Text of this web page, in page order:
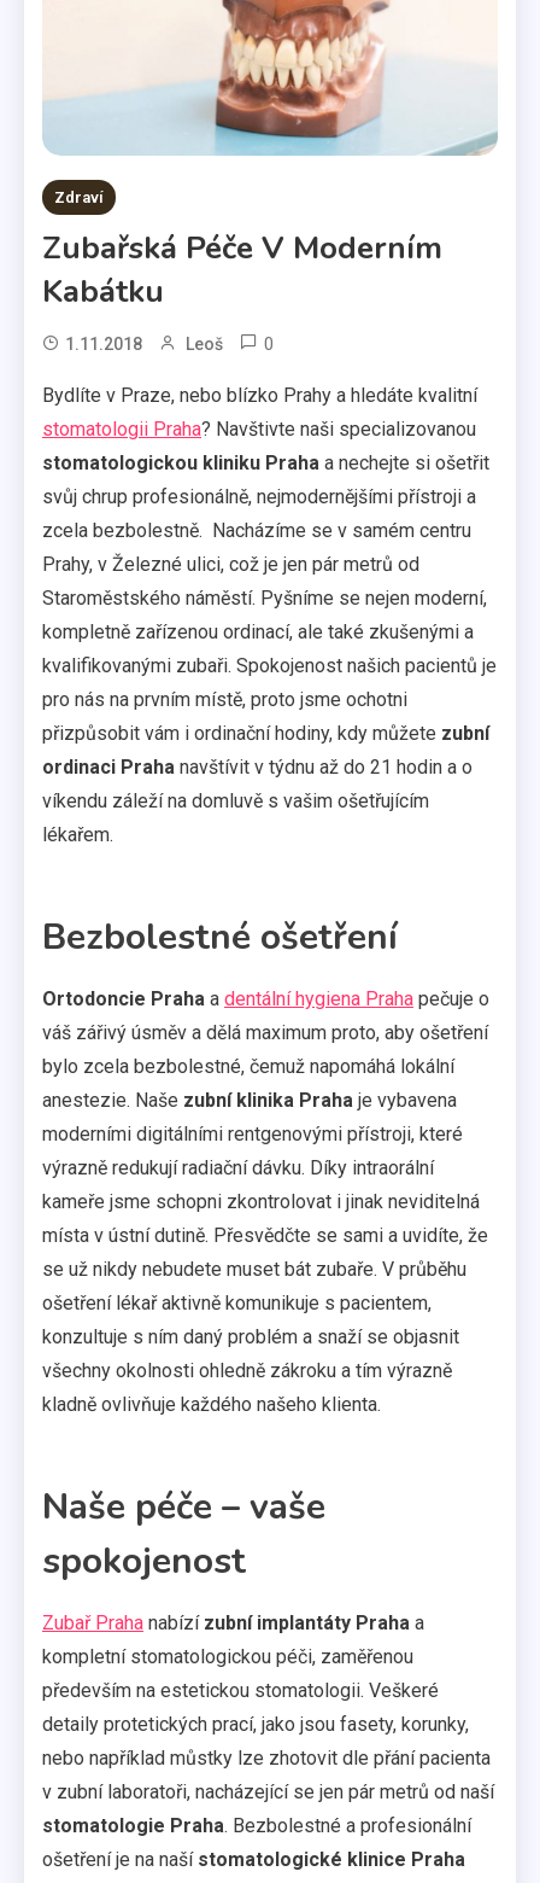
Zdraví
Zubařská Péče V Moderním
Kabátku
1.11.2018 Leoš 0
Bydlíte v Praze, nebo blízko Prahy a hledáte kvalitní
stomatologii Praha? Navštivte naši specializovanou
stomatologickou kliniku Praha a nechejte si ošetřit
svůj chrup profesionálně, nejmodernějšími přístroji a
zcela bezbolestně. Nacházíme se v samém centru
Prahy, v Železné ulici, což je jen pár metrů od
Staroměstského náměstí. Pyšníme se nejen moderní,
kompletně zařízenou ordinací, ale také zkušenými a
kvalifikovanými zubaři. Spokojenost našich pacientů je
pro nás na prvním místě, proto jsme ochotni
přizpůsobit vám i ordinační hodiny, kdy můžete zubní
ordinaci Praha navštívit v týdnu až do 21 hodin a o
víkendu záleží na domluvě s vašim ošetřujícím
lékařem.
Bezbolestné ošetření
Ortodoncie Praha a dentální hygiena Praha pečuje o
váš zářivý úsměv a dělá maximum proto, aby ošetření
bylo zcela bezbolestné, čemuž napomáhá lokální
anestezie. Naše zubní klinika Praha je vybavena
moderními digitálními rentgenovými přístroji, které
výrazně redukují radiační dávku. Díky intraorální
kameře jsme schopni zkontrolovat i jinak neviditelná
místa v ústní dutině. Přesvědčte se sami a uvidíte, že
se už nikdy nebudete muset bát zubaře. V průběhu
ošetření lékař aktivně komunikuje s pacientem,
konzultuje s ním daný problém a snaží se objasnit
všechny okolnosti ohledně zákroku a tím výrazně
kladně ovlivňuje každého našeho klienta.
Naše péče – vaše
spokojenost
Zubař Praha nabízí zubní implantáty Praha a
kompletní stomatologickou péči, zaměřenou
především na estetickou stomatologii. Veškeré
detaily protetických prací, jako jsou fasety, korunky,
nebo například můstky lze zhotovit dle přání pacienta
v zubní laboratoři, nacházející se jen pár metrů od naší
stomatologie Praha. Bezbolestné a profesionální
ošetření je na naší stomatologické klinice Praha